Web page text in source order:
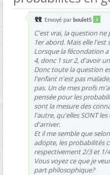
Envoyé par boulet5
C'est vrai, la question
1er abord. Mais elle
Lorsque la fécondation
4, donc 1 sur 2, d'avoir
Donc toute la question
l'enfant n'est pas
pas. Un de mes profs
pensée pour les
sont la mesure des
l'autre, qu'elles SONT
d'arriver.
Et il me semble que
adopte, les probabilités
respectivement 2/3 et 1/
Vous voyez ce que je
part philosophique?